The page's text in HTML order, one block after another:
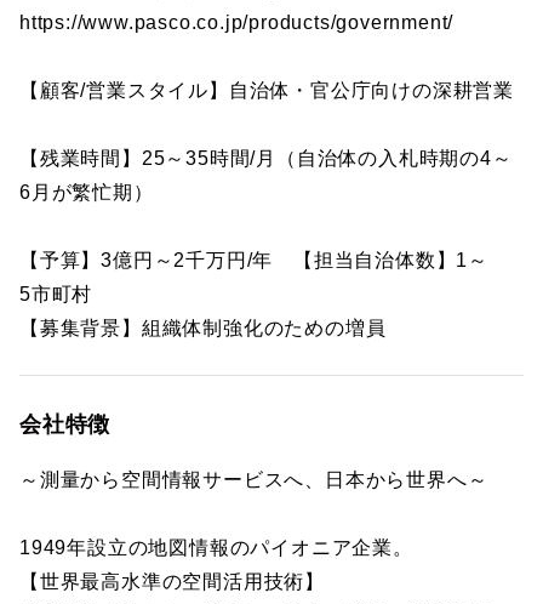
https://www.pasco.co.jp/products/government/
【顧客/営業スタイル】自治体・官公庁向けの深耕営業
【残業時間】25～35時間/月（自治体の入札時期の4～
6月が繁忙期）
【予算】3億円～2千万円/年 【担当自治体数】1～
5市町村
【募集背景】組織体制強化のための増員
会社特徴
～測量から空間情報サービスへ、日本から世界へ～
1949年設立の地図情報のパイオニア企業。
【世界最高水準の空間活用技術】